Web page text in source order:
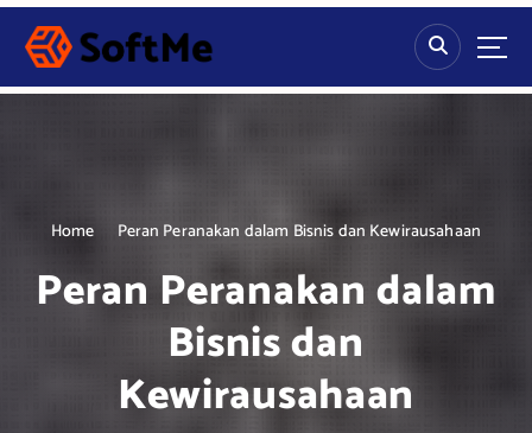
S
p
Home Peran Peranakan dalam Bisnis dan Kewirausahaan
Peran Peranakan dalam
Bisnis dan
Kewirausahaan